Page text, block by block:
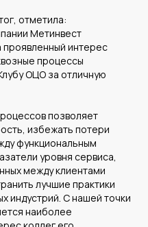
отметила:
Метинвест
интерес
процессы
ОЦО за отличную
позволяет
избежать потери
функциональным
уровня сервиса,
между клиентами
лучшие практики
индустрий. С нашей точки
наиболее